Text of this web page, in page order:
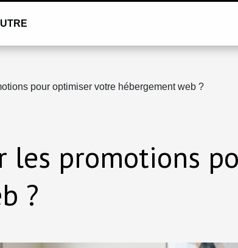
pour optimiser votre hébergement web ?
les promotions
?